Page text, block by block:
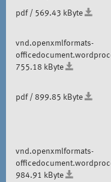
pdf / 569.43 kByte
vnd.openxmlformats-
755.18 kByte
pdf / 899.85 kByte
vnd.openxmlformats-
984.91 kByte